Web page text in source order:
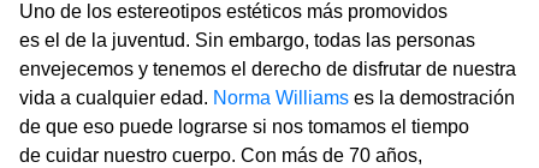
Uno de los estereotipos estéticos más promovidos
es el de la juventud. Sin embargo, todas las personas
envejecemos y tenemos el derecho de disfrutar de nuestra
vida a cualquier edad. Norma Williams es la demostración
de que eso puede lograrse si nos tomamos el tiempo
de cuidar nuestro cuerpo. Con más de 70 años,